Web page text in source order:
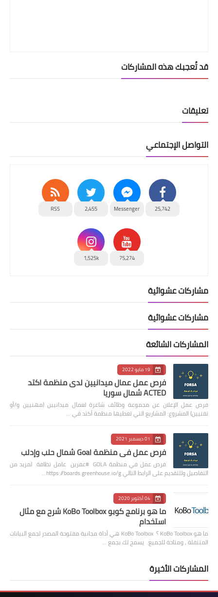
قد تُعجبك هذه المشاركات
تعليقات
التواصل الإجتماعي
25,742
Messenger
2,455
RSS
75,274
1,525k
مشاركات عشوائية
مشاركات عشوائية
المشاركات الشائعة
19 مايو 2022
فرص عمل عمال ميدانيين لدى منظمة اكتد
ACTED شمال سوريا
فرص عمل الإعلان عن مجموعة وظائف شاغرة لعمال ميدانيين (مهنيين و/أو
تقنيين) المشروع: المشاريع التي تغطيها منظمة أكتد في …
01 ديسمبر 2021
فرص عمل في منظمة Goal شمال حلب وإدلب
فرص عمل في منظمة GOLA #عفرين عامل نظافة لمزيد من
التفاصيل وللتقديم على الرابط التالي https://boards.greenhouse.io/g…
04 أكتوبر 2020
ما هو برنامج كوبو KoBo Toolbox شرح مع مثال
استخدام
ما هو KoBo Toolbox ؟ KoBo Toolbox هي أداة مجانية مفتوحة المصدر لجمع البيانات
المتنقلة ، ومتاحة للجميع. يسمح لك بجمع …
المشاركات الأخيرة